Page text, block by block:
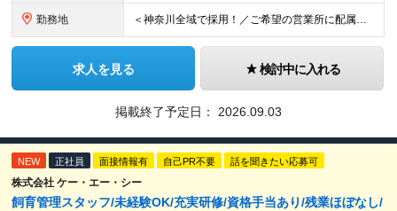
勤務地 ＜神奈川全域で採用！／ご希望の営業所に配属＞◎転居を伴う転勤なし！◎U・Iターン歓迎！◎マイカー通勤OK（駐車場完備） 神奈川全域に6拠点（★希望の営業所に配属） ■本社：横浜市戸塚区名瀬町1152
求人を見る 検討中に入れる
掲載終了予定日： 2026.09.03
NEW 正社員 面接情報有 自己PR不要 話を聞きたい応募可
株式会社 ケー・エー・シー
飼育管理スタッフ/未経験OK/充実研修/資格手当あり/残業ほぼなし/